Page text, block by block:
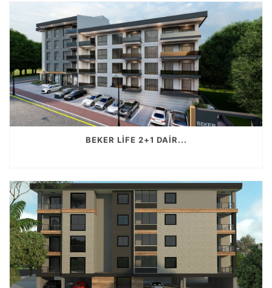
BEKER LİFE 2+1 DAİR...